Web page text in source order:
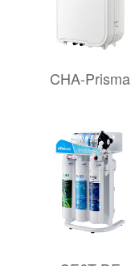
CHA-Prisma